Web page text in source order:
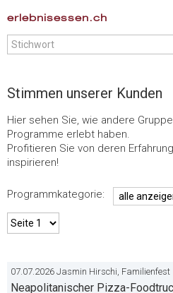
erlebnisessen.ch
Stimmen unserer Kunden
Hier sehen Sie, wie andere
Programme erlebt haben.
Profitieren Sie von deren
inspirieren!
Programmkategorie:
07.07.2026 Jasmin Hirschi, Familienfest
Neapolitanischer Pizza-